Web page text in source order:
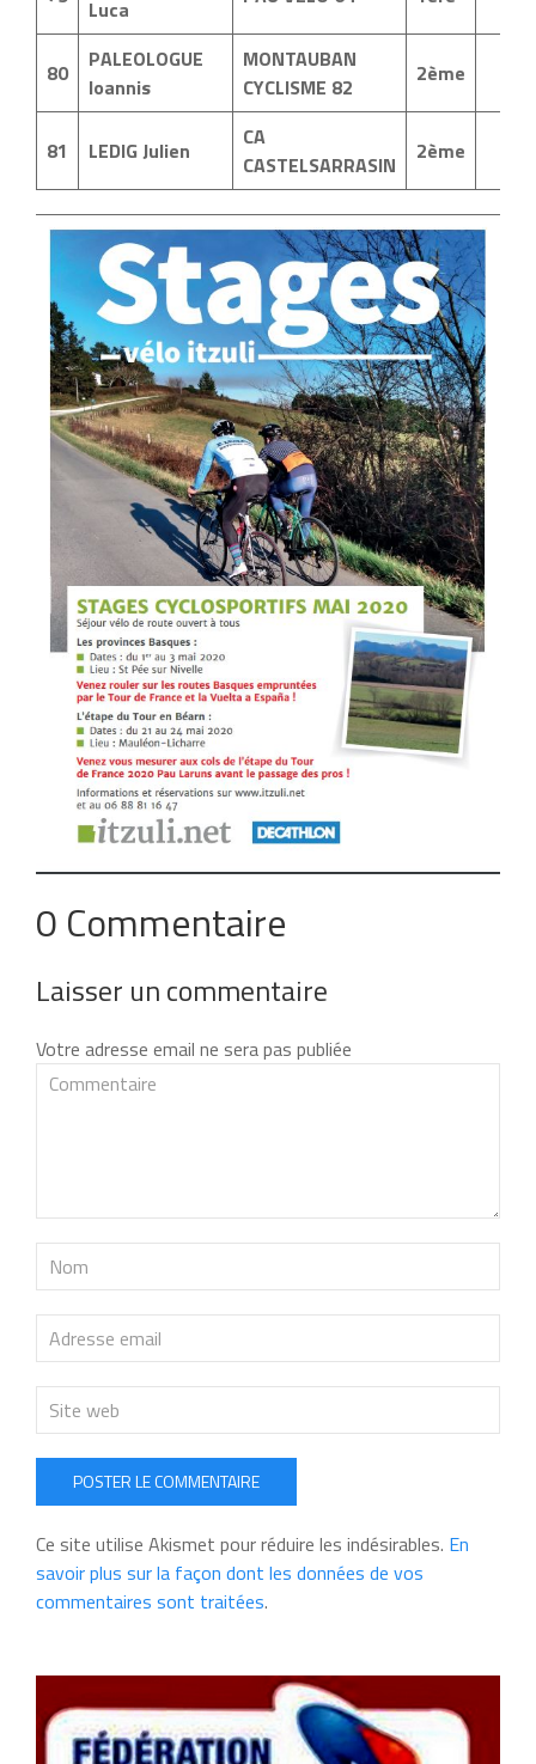
Luca
80
PALEOLOGUE
Ioannis
MONTAUBAN
CYCLISME 82
2ème
81 LEDIG Julien
CA
CASTELSARRASIN
2ème
0 Commentaire
Laisser un commentaire
Votre adresse email ne sera pas publiée
POSTER LE COMMENTAIRE
Ce site utilise Akismet pour réduire les indésirables. En
savoir plus sur la façon dont les données de vos
commentaires sont traitées.